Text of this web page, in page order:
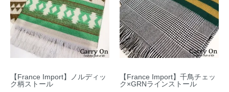
【France Import】ノルディッ
ク柄ストール
【France Import】千鳥チェッ
ク×GRNラインストール